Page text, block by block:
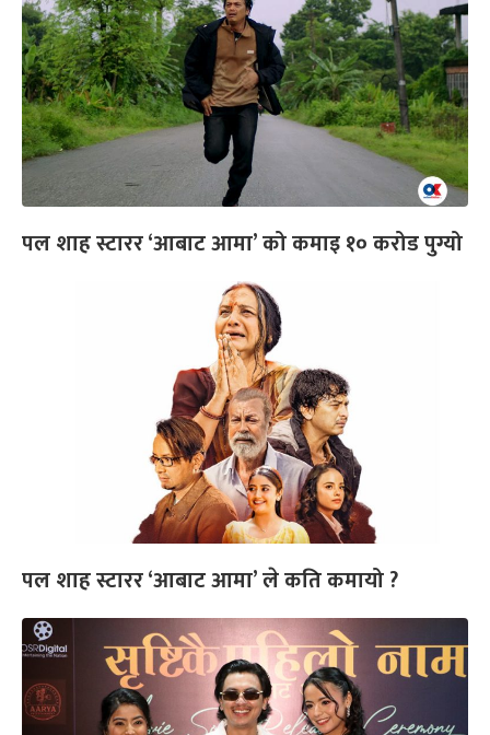
पल शाह स्टारर ‘आबाट आमा’ को कमाइ १० करोड पुग्यो
पल शाह स्टारर ‘आबाट आमा’ ले कति कमायो ?